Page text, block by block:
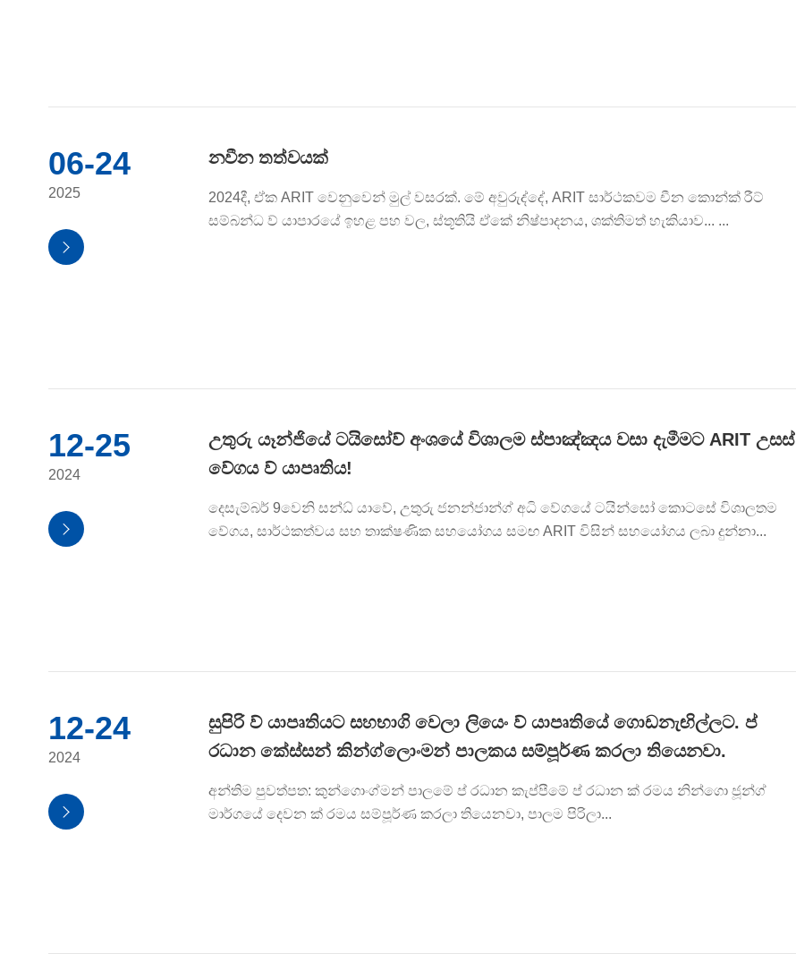
06-24
2025

නවීන තත්වයක්
2024දී, ඒක ARIT වෙනුවෙන් මුල් වසරක්. මේ අවුරුද්දේ, ARIT සාර්ථකවම චීන කොන්ක් රීට්
සම්බන්ධ ව් යාපාරයේ ඉහළ පහ වල, ස්තූතියි ඒකේ නිෂ්පාදනය, ශක්තිමත් හැකියාව... ...
12-25
2024

උතුරු යෑන්ජියේ ටයිසෝව් අංශයේ විශාලම ස්පාඤ්ඤය වසා දැමීමට ARIT උසස්
වේගය ව් යාපෘතිය!
දෙසැම්බර් 9වෙනි සන්ධ් යාවේ, උතුරු ජනන්ජාන්ග් අධි වේගයේ ටයින්සෝ කොටසේ විශාලතම
වේගය, සාර්ථකත්වය සහ තාක්ෂණික සහයෝගය සමඟ ARIT විසින් සහයෝගය ලබා දුන්නා...
12-24
2024

සුපිරි ව් යාපෘතියට සහභාගි වෙලා ලියෙං ව් යාපෘතියේ ගොඩනැඟිල්ලට. ප්
රධාන කේස්සන් කින්ග්ලොංමන් පාලකය සම්පූර්ණ කරලා තියෙනවා.
අන්තිම පුවත්පත: කුන්ගොංග්මන් පාලමේ ප් රධාන කැප්පීමේ ප් රධාන ක් රමය නින්ගො ජූන්ග්
මාර්ගයේ දෙවන ක් රමය සම්පූර්ණ කරලා තියෙනවා, පාලම පිරිලා...